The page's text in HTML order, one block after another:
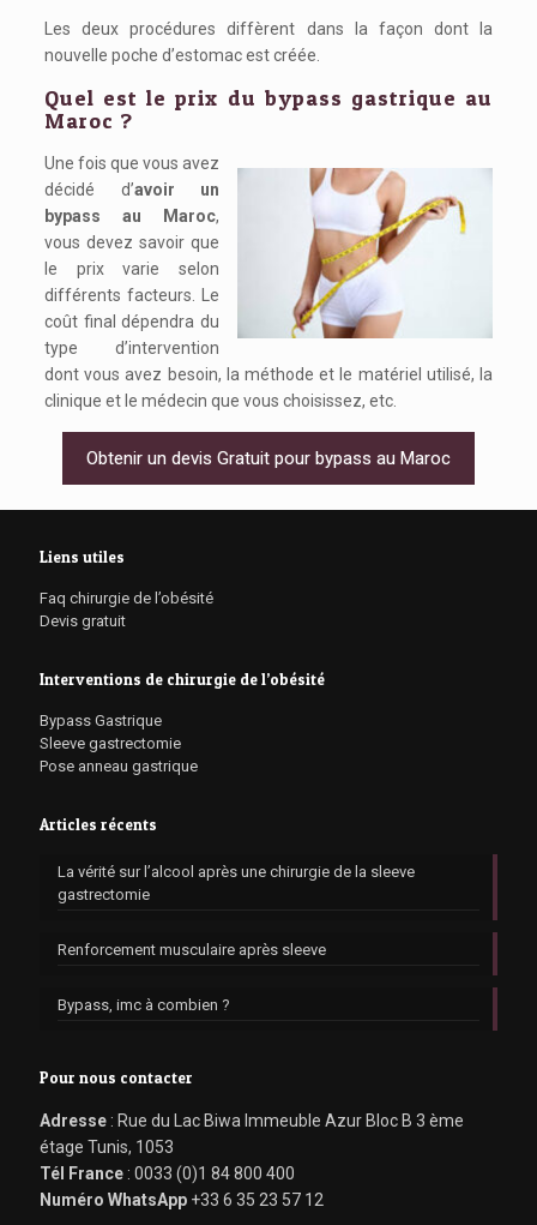
Les deux procédures diffèrent dans la façon dont la
nouvelle poche d’estomac est créée.
Quel est le prix du bypass gastrique au
Maroc ?
Une fois que vous avez
décidé d’avoir un
bypass au Maroc,
vous devez savoir que
le prix varie selon
différents facteurs. Le
coût final dépendra du
type d’intervention
dont vous avez besoin, la méthode et le matériel utilisé, la
clinique et le médecin que vous choisissez, etc.
Obtenir un devis Gratuit pour bypass au Maroc
Liens utiles
Faq chirurgie de l’obésité
Devis gratuit
Interventions de chirurgie de l’obésité
Bypass Gastrique
Sleeve gastrectomie
Pose anneau gastrique
Articles récents
La vérité sur l’alcool après une chirurgie de la sleeve
gastrectomie
Renforcement musculaire après sleeve
Bypass, imc à combien ?
Pour nous contacter
Adresse : Rue du Lac Biwa Immeuble Azur Bloc B 3 ème
étage Tunis, 1053
Tél France : 0033 (0)1 84 800 400
Numéro WhatsApp +33 6 35 23 57 12